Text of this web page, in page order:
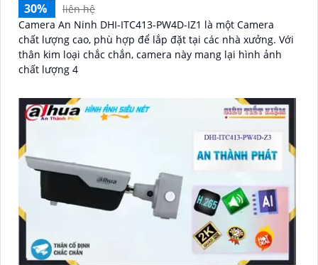
30%
liên hệ
Camera An Ninh DHI-ITC413-PW4D-IZ1 là một Camera
chất lượng cao, phù hợp để lắp đặt tại các nhà xưởng. Với
thân kim loại chắc chắn, camera này mang lại hình ảnh
chất lượng 4